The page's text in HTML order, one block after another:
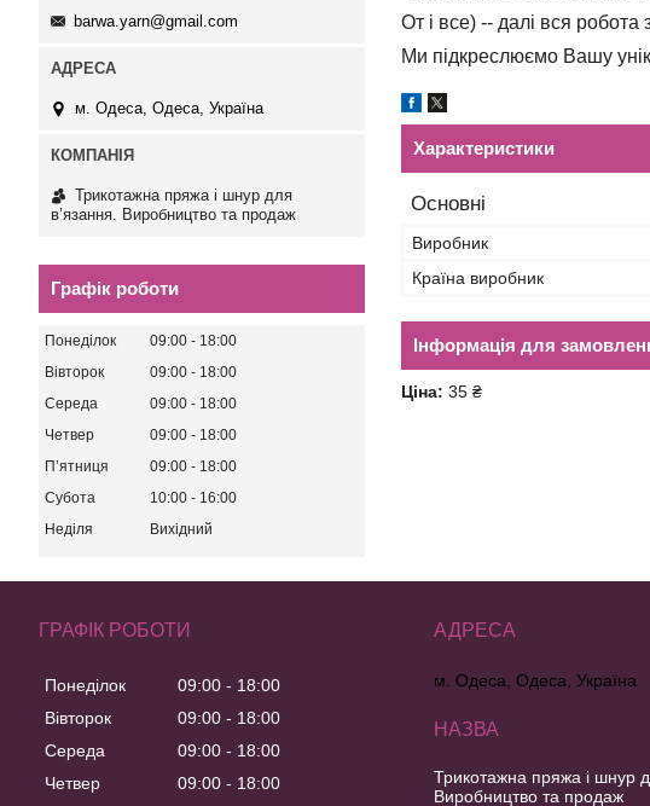
От і все) -- далі вся робота
Ми підкреслюємо Вашу
Характеристики
Основні
Виробник
Країна виробник
Інформація для
Ціна: 35 ₴
barwa.yarn@gmail.com
м. Одеса, Одеса, Україна
Трикотажна пряжа і шнур для
в’язання. Виробництво та продаж
Графік роботи
Понеділок 09:00
18:00
Вівторок
09:00
18:00
Середа
09:00
18:00
Четвер
09:00
18:00
Пʼятниця
09:00
18:00
Субота
10:00
16:00
Неділя
Вихідний
ГРАФІК РОБОТИ
Понеділок 09:00
18:00
Вівторок
09:00
18:00
Середа
09:00
18:00
Четвер
09:00 18:00
м. Одеса, Одеса, Україна
Трикотажна пряжа і шнур
Виробництво та продаж